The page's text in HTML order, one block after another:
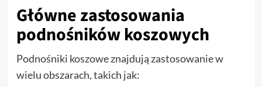
Główne zastosowania
podnośników koszowych
Podnośniki koszowe znajdują zastosowanie w
wielu obszarach, takich jak: